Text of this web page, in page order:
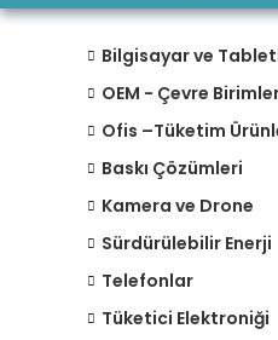
Bilgisayar ve
OEM - Çevre
Ofis –Tüketim
Baskı Çözümleri
Kamera ve Drone
Sürdürülebilir Enerji
Telefonlar
Tüketici Elektroniği